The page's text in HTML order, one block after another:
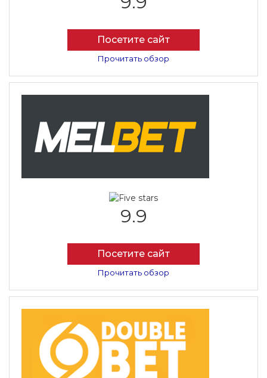
Посетите сайт
Прочитать обзор
9.9
Посетите сайт
Прочитать обзор